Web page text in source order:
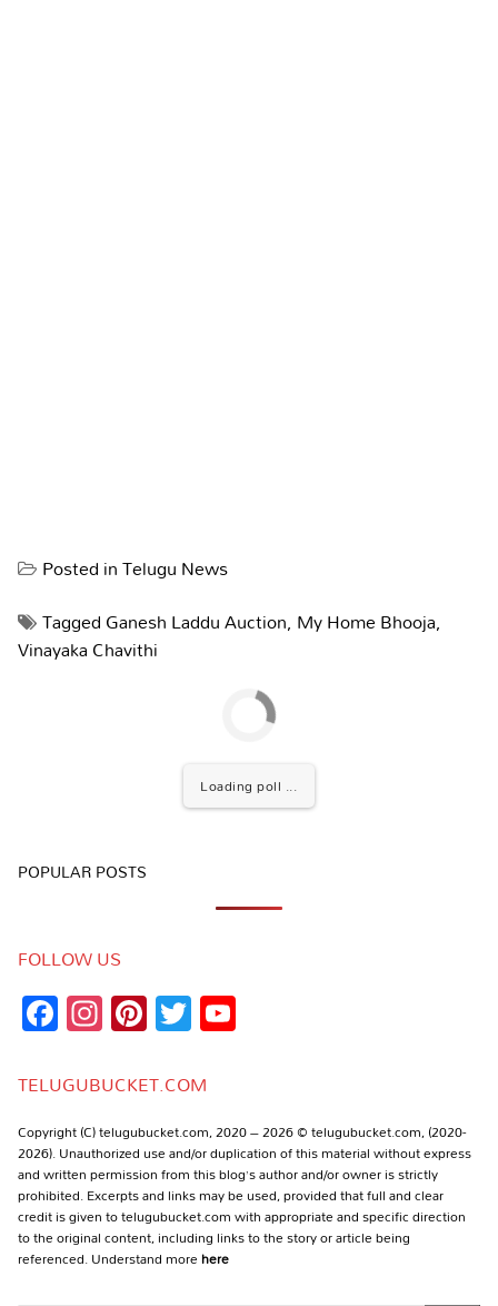
Posted inTelugu News
TaggedGanesh Laddu Auction, My Home Bhooja,
Vinayaka Chavithi
Loading poll ...
POPULAR POSTS
FOLLOW US
Facebook
Instagram
Pinterest
Twitter
TELUGUBUCKET.COM
Copyright (C) telugubucket.com, 2020 – 2026 © telugubucket.com, (2020-
2026). Unauthorized use and/or duplication of this material without express
and written permission from this blog’s author and/or owner is strictly
prohibited. Excerpts and links may be used, provided that full and clear
credit is given to telugubucket.com with appropriate and specific direction
to the original content, including links to the story or article being
referenced. Understand morehere